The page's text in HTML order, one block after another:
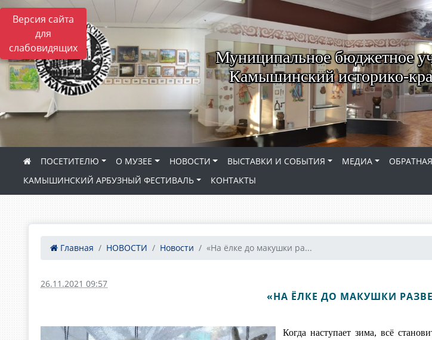
Версия сайта
для
слабовидящих
Муниципальное бюджетное
Камышинский историко-
ПОСЕТИТЕЛЮ О МУЗЕЕ НОВОСТИ ВЫСТАВКИ И СОБЫТИЯ МЕДИА
КАМЫШИНСКИЙ АРБУЗНЫЙ ФЕСТИВАЛЬ
КОНТАКТЫ
Главная НОВОСТИ Новости «На ёлке до макушки ра...
26.11.2021 09:57
«НА ЁЛКЕ ДО МАКУШКИ
Когда наступает зима, всё